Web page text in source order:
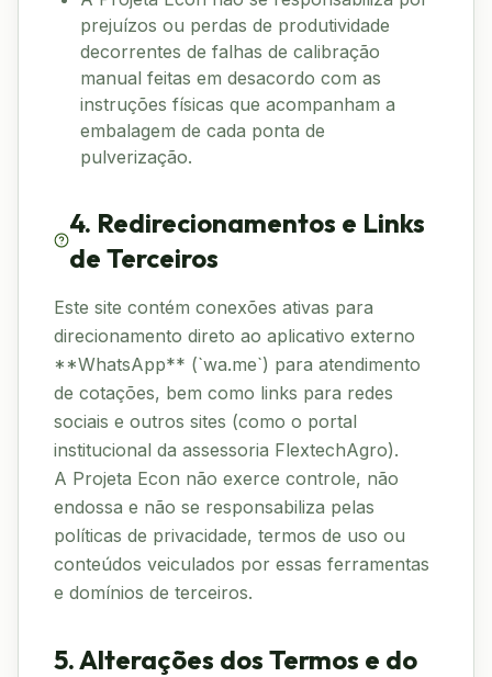
prejuízos ou perdas de produtividade
decorrentes de falhas de calibração
manual feitas em desacordo com as
instruções físicas que acompanham a
embalagem de cada ponta de
pulverização.
4. Redirecionamentos e Links
de Terceiros
Este site contém conexões ativas para
direcionamento direto ao aplicativo externo
**WhatsApp** (`wa.me`) para atendimento
de cotações, bem como links para redes
sociais e outros sites (como o portal
institucional da assessoria FlextechAgro).
A Projeta Econ não exerce controle, não
endossa e não se responsabiliza pelas
políticas de privacidade, termos de uso ou
conteúdos veiculados por essas ferramentas
e domínios de terceiros.
5. Alterações dos Termos e do